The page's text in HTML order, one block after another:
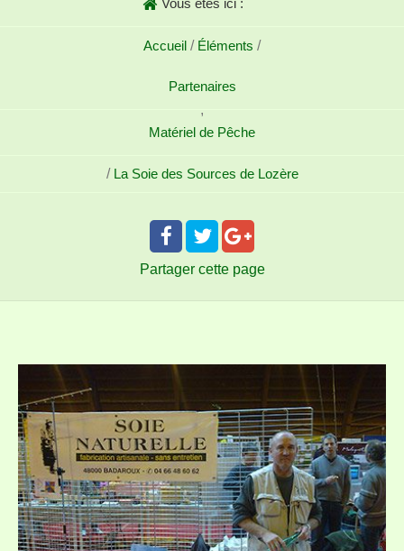
Vous êtes ici :
Accueil / Éléments /
Partenaires
,
Matériel de Pêche
/ La Soie des Sources de Lozère
Partager cette page